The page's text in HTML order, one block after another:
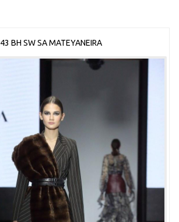
43 BH SW SA MATEYANEIRA